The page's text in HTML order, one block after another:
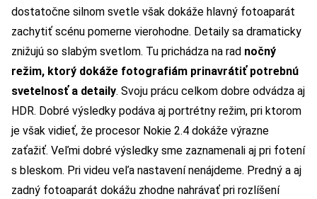
dostatočne silnom svetle však dokáže hlavný fotoaparát
zachytiť scénu pomerne vierohodne. Detaily sa dramaticky
znižujú so slabým svetlom. Tu prichádza na rad nočný
režim, ktorý dokáže fotografiám prinavrátiť potrebnú
svetelnosť a detaily. Svoju prácu celkom dobre odvádza aj
HDR. Dobré výsledky podáva aj portrétny režim, pri ktorom
je však vidieť, že procesor Nokie 2.4 dokáže výrazne
zaťažiť. Veľmi dobré výsledky sme zaznamenali aj pri fotení
s bleskom. Pri videu veľa nastavení nenájdeme. Predný a aj
zadný fotoaparát dokážu zhodne nahrávať pri rozlíšení